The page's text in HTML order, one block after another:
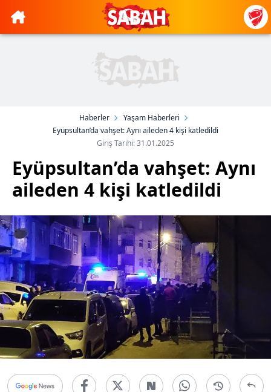
Haberler
Yaşam Haberleri
Eyüpsultan’da vahşet: Aynı aileden 4 kişi katledildi
Giriş Tarihi: 31.01.2025
Eyüpsultan’da vahşet: Aynı
aileden 4 kişi katledildi